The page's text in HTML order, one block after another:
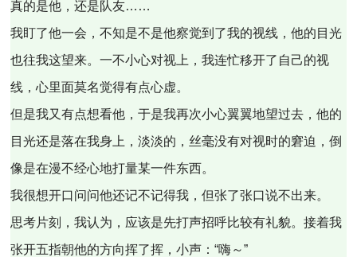
真的是他，还是队友……
我盯了他一会，不知是不是他察觉到了我的视线，他的目光
也往我这望来。一不小心对视上，我连忙移开了自己的视
线，心里面莫名觉得有点心虚。
但是我又有点想看他，于是我再次小心翼翼地望过去，他的
目光还是落在我身上，淡淡的，丝毫没有对视时的窘迫，倒
像是在漫不经心地打量某一件东西。
我很想开口问问他还记不记得我，但张了张口说不出来。
思考片刻，我认为，应该是先打声招呼比较有礼貌。接着我
张开五指朝他的方向挥了挥，小声：“嗨～”